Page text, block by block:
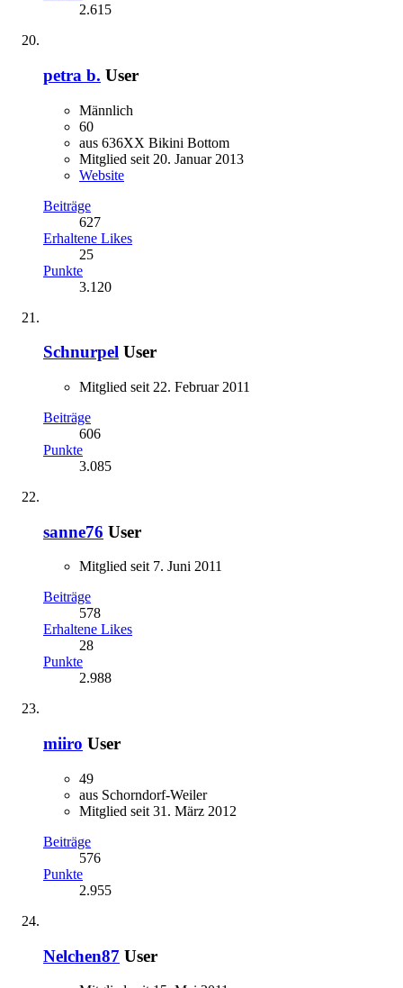
2.615
petra b. User
Männlich
60
aus 636XX Bikini Bottom
Mitglied seit 20. Januar 2013
Website
Beiträge
627
Erhaltene Likes
25
Punkte
3.120
Schnurpel User
Mitglied seit 22. Februar 2011
Beiträge
606
Punkte
3.085
sanne76 User
Mitglied seit 7. Juni 2011
Beiträge
578
Erhaltene Likes
28
Punkte
2.988
miiro User
49
aus Schorndorf-Weiler
Mitglied seit 31. März 2012
Beiträge
576
Punkte
2.955
Nelchen87 User